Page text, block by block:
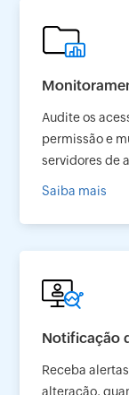
Audite os
permissão e
servidores de
Saiba mais
Notificação
Receba
alteração,